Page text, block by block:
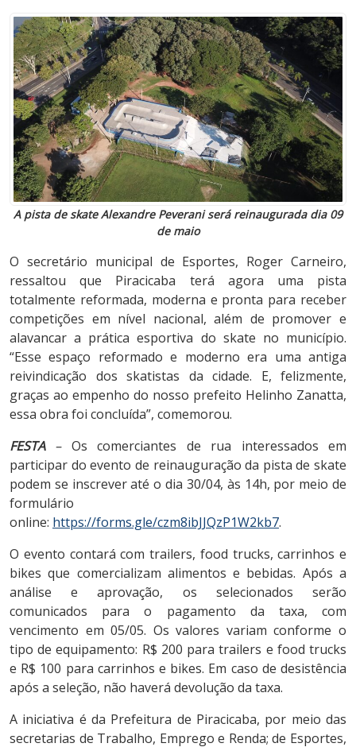
A pista de skate Alexandre Peverani será reinaugurada dia 09
de maio
O secretário municipal de Esportes, Roger Carneiro,
ressaltou que Piracicaba terá agora uma pista
totalmente reformada, moderna e pronta para receber
competições em nível nacional, além de promover e
alavancar a prática esportiva do skate no município.
“Esse espaço reformado e moderno era uma antiga
reivindicação dos skatistas da cidade. E, felizmente,
graças ao empenho do nosso prefeito Helinho Zanatta,
essa obra foi concluída”, comemorou.
FESTA– Os comerciantes de rua interessados em
participar do evento de reinauguração da pista de skate
podem se inscrever até o dia 30/04, às 14h, por meio de
formulário
online: https://forms.gle/czm8ibJJQzP1W2kb7.
O evento contará com trailers, food trucks, carrinhos e
bikes que comercializam alimentos e bebidas. Após a
análise e aprovação, os selecionados serão
comunicados para o pagamento da taxa, com
vencimento em 05/05. Os valores variam conforme o
tipo de equipamento: R$ 200 para trailers e food trucks
e R$ 100 para carrinhos e bikes. Em caso de desistência
após a seleção, não haverá devolução da taxa.
A iniciativa é da Prefeitura de Piracicaba, por meio das
secretarias de Trabalho, Emprego e Renda; de Esportes,